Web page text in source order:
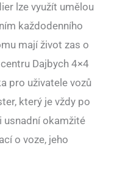
lze využít umělou
každodenního
mají život zas o
Dajbych 4×4
pro uživatele vozů
který je vždy po
usnadní okamžité
o voze, jeho